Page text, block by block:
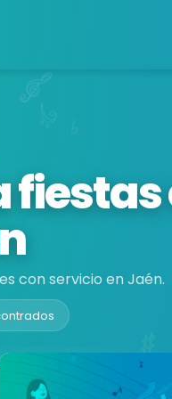
fiestas
con servicio en Jaén.